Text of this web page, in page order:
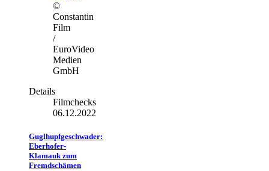
©
Constantin
Film
/
EuroVideo
Medien
GmbH
Details
Filmchecks
06.12.2022
Guglhupfgeschwader:
Eberhofer-
Klamauk zum
Fremdschämen